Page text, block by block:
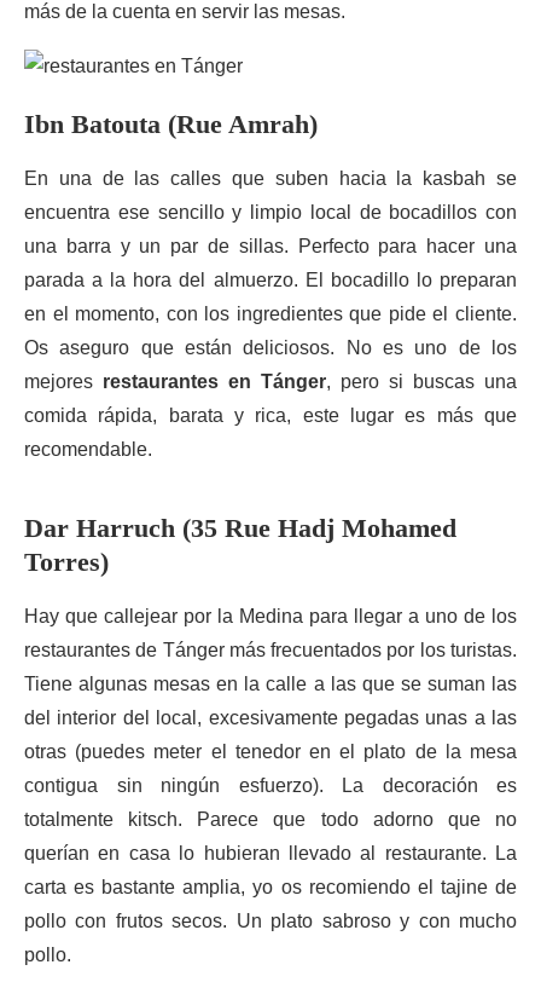
más de la cuenta en servir las mesas.
Ibn Batouta (Rue Amrah)
En una de las calles que suben hacia la kasbah se
encuentra ese sencillo y limpio local de bocadillos con
una barra y un par de sillas. Perfecto para hacer una
parada a la hora del almuerzo. El bocadillo lo preparan
en el momento, con los ingredientes que pide el cliente.
Os aseguro que están deliciosos. No es uno de los
mejores restaurantes en Tánger, pero si buscas una
comida rápida, barata y rica, este lugar es más que
recomendable.
Dar Harruch (35 Rue Hadj Mohamed
Torres)
Hay que callejear por la Medina para llegar a uno de los
restaurantes de Tánger más frecuentados por los turistas.
Tiene algunas mesas en la calle a las que se suman las
del interior del local, excesivamente pegadas unas a las
otras (puedes meter el tenedor en el plato de la mesa
contigua sin ningún esfuerzo). La decoración es
totalmente kitsch. Parece que todo adorno que no
querían en casa lo hubieran llevado al restaurante. La
carta es bastante amplia, yo os recomiendo el tajine de
pollo con frutos secos. Un plato sabroso y con mucho
pollo.